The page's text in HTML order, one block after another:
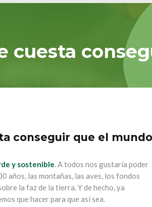
cuesta
conseguir que el
y sostenible. A todos nos gustaría poder
años, las montañas, las aves, los fondos
la faz de la tierra. Y de hecho, ya
que hacer para que así sea.